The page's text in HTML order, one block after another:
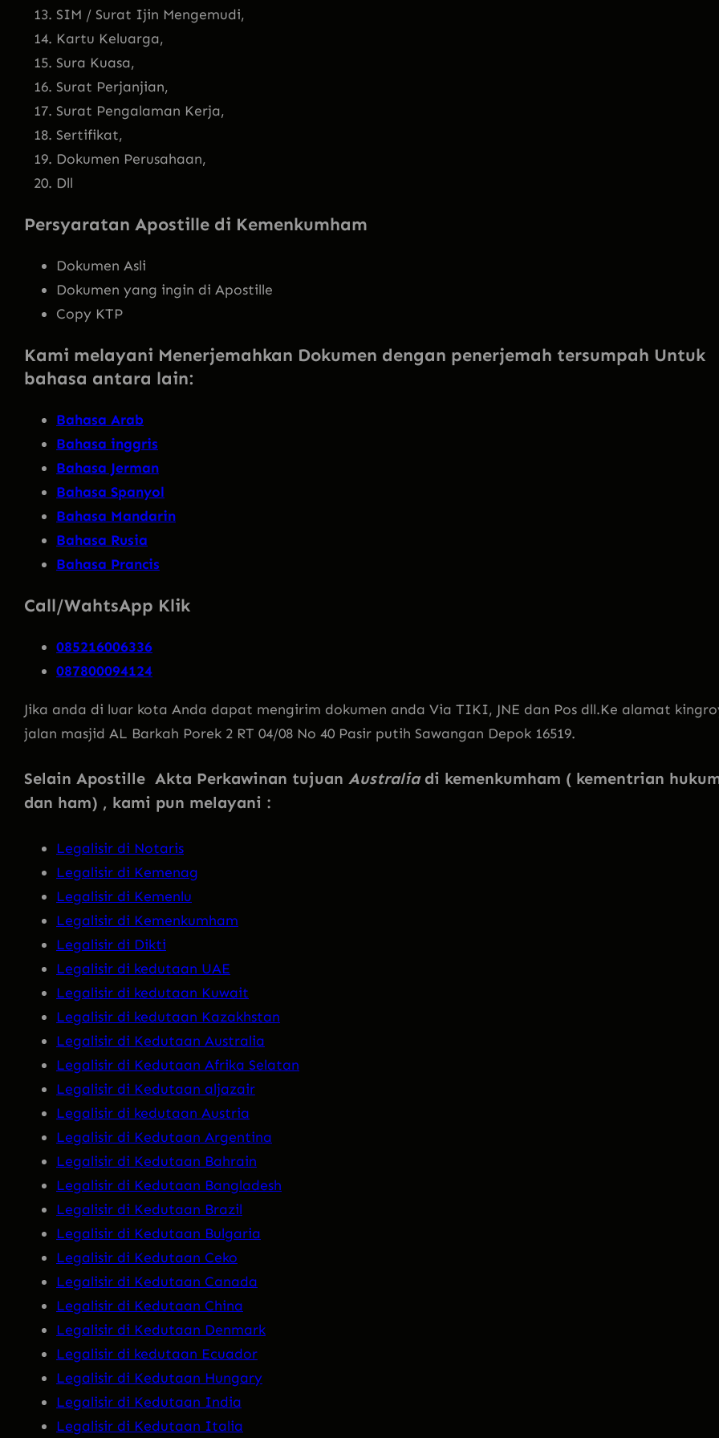
SIM / Surat Ijin Mengemudi,
Kartu Keluarga,
Sura Kuasa,
Surat Perjanjian,
Surat Pengalaman Kerja,
Sertifikat,
Dokumen Perusahaan,
Dll
Persyaratan Apostille di Kemenkumham
Dokumen Asli
Dokumen yang ingin di Apostille
Copy KTP
Kami melayani Menerjemahkan Dokumen dengan penerjemah tersumpah Untuk
bahasa antara lain:
Bahasa Arab
Bahasa inggris
Bahasa Jerman
Bahasa Spanyol
Bahasa Mandarin
Bahasa Rusia
Bahasa Prancis
Call/WahtsApp Klik
085216006336
087800094124
Jika anda di luar kota Anda dapat mengirim dokumen anda Via TIKI, JNE dan Pos dll.Ke alamat
jalan masjid AL Barkah Porek 2 RT 04/08 No 40 Pasir putih Sawangan Depok 16519.
Selain Apostille Akta Perkawinan tujuan Australia di kemenkumham ( kementrian
dan ham) , kami pun melayani :
Legalisir di Notaris
Legalisir di Kemenag
Legalisir di Kemenlu
Legalisir di Kemenkumham
Legalisir di Dikti
Legalisir di kedutaan UAE
Legalisir di kedutaan Kuwait
Legalisir di kedutaan Kazakhstan
Legalisir di Kedutaan Australia
Legalisir di Kedutaan Afrika Selatan
Legalisir di Kedutaan aljazair
Legalisir di kedutaan Austria
Legalisir di Kedutaan Argentina
Legalisir di Kedutaan Bahrain
Legalisir di Kedutaan Bangladesh
Legalisir di Kedutaan Brazil
Legalisir di Kedutaan Bulgaria
Legalisir di Kedutaan Ceko
Legalisir di Kedutaan Canada
Legalisir di Kedutaan China
Legalisir di Kedutaan Denmark
Legalisir di kedutaan Ecuador
Legalisir di Kedutaan Hungary
Legalisir di Kedutaan India
Legalisir di Kedutaan Italia